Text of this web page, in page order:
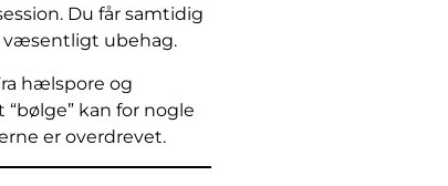
Du får samtidig
væsentligt ubehag.
hælspore og
kan for nogle
er overdrevet.